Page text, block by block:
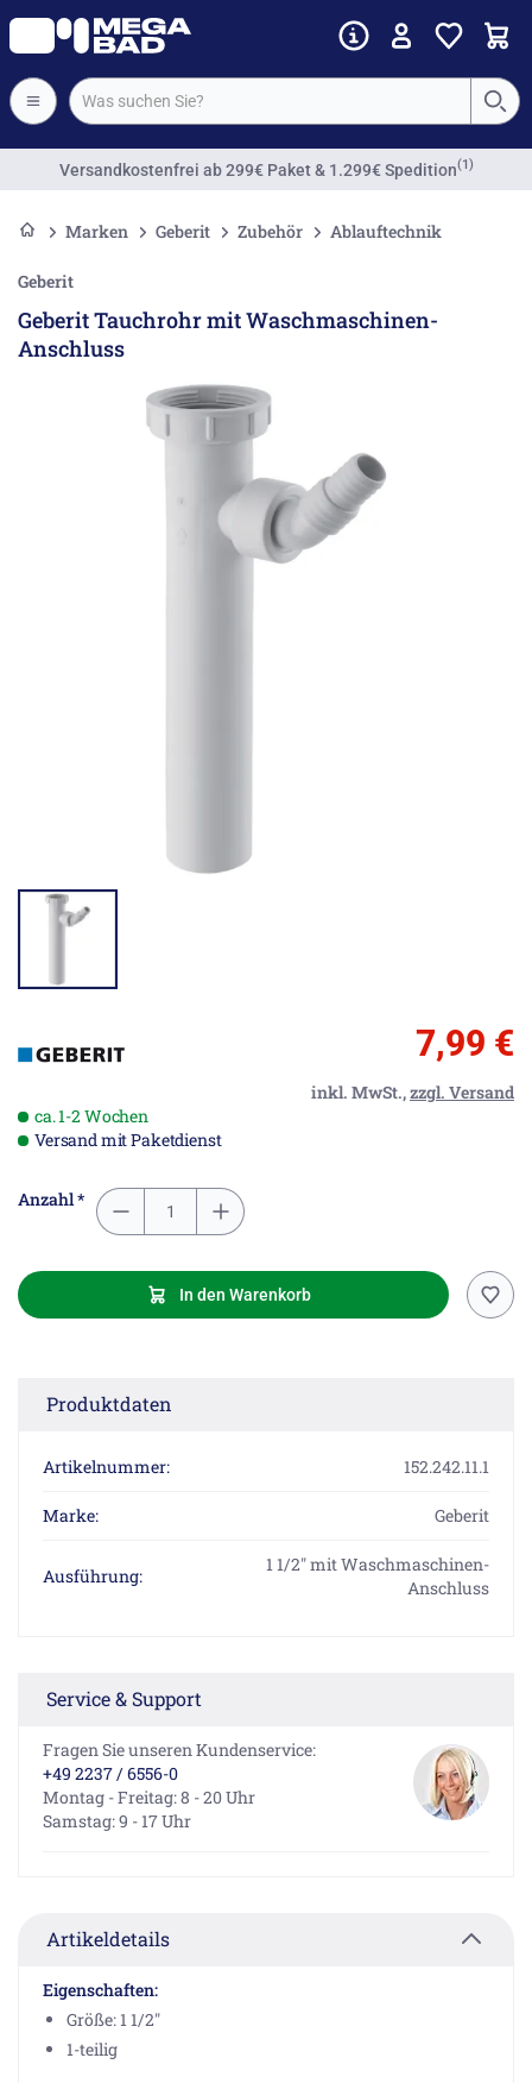
Versandkostenfrei ab 299€ Paket & 1.299€ Spedition(1)
Marken Geberit Zubehör Ablauftechnik
Geberit
Geberit Tauchrohr mit Waschmaschinen-
Anschluss
7,99 €
inkl. MwSt.,zzgl. Versand
ca. 1-2 Wochen
Versand mit Paketdienst
Anzahl *
In den Warenkorb
Produktdaten
Artikelnummer: 152.242.11.1
Marke: Geberit
Ausführung:
1 1/2" mit Waschmaschinen-
Anschluss
Service & Support
Fragen Sie unseren Kundenservice:
+49 2237 / 6556-0
Montag - Freitag: 8 - 20 Uhr
Samstag: 9 - 17 Uhr
Artikeldetails
Eigenschaften:
Größe: 1 1/2"
1-teilig